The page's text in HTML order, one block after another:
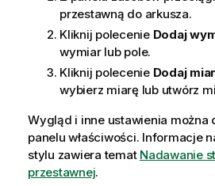
przestawną do arkusza.
Kliknij polecenie Dodaj
wymiar lub pole.
Kliknij polecenie Dodaj
wybierz miarę lub utwórz
Wygląd i inne ustawienia można
panelu właściwości. Informacje
stylu zawiera temat Nadawanie
przestawnej.